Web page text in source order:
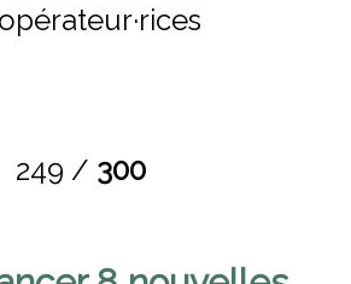
249 / 300